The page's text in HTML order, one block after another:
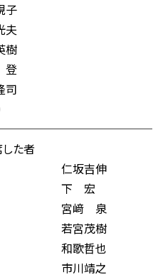
子
夫
樹
司
た者
坂吉伸
下 宏
宮﨑 泉
監 若宮茂樹
監 和歌哲也
市川靖之